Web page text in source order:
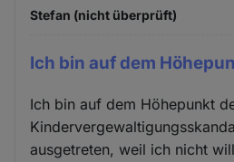
Stefan (nicht überprüft)
Ich bin auf dem
Ich bin auf dem Höhepunkt
ausgetreten, weil ich nicht